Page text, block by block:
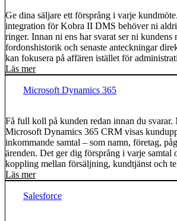
Ge dina säljare ett försprång i varje
integration för Kobra II DMS behöver ni
ringer. Innan ni ens har svarat ser ni kundens
fordonshistorik och senaste anteckningar
kan fokusera på affären istället för
Läs mer
Microsoft Dynamics 365
Få full koll på kunden redan innan du
Microsoft Dynamics 365 CRM visas
inkommande samtal – som namn, företag,
ärenden. Det ger dig försprång i varje samtal
koppling mellan försäljning, kundtjänst och
Läs mer
Salesforce